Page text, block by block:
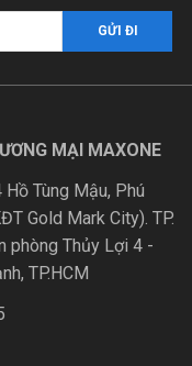
MẠI MAXONE
Tùng Mậu, Phú
Gold Mark City). TP.
phòng Thủy Lợi 4 -
TP.HCM